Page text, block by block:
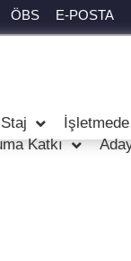
ÖBS E-POSTA
Staj
Katkı